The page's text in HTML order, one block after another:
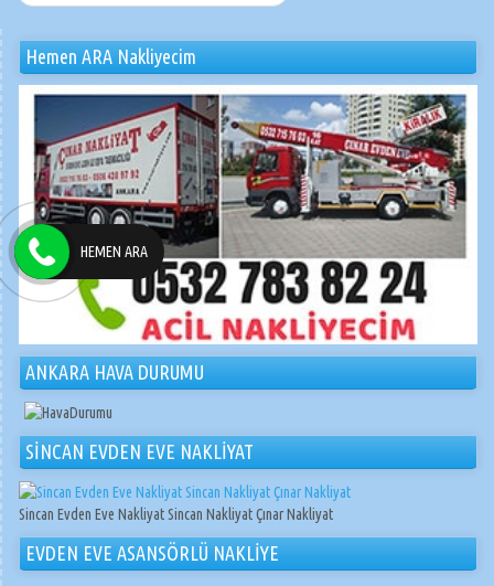
Hemen ARA Nakliyecim
ANKARA HAVA DURUMU
SİNCAN EVDEN EVE NAKLİYAT
Sincan Evden Eve Nakliyat Sincan Nakliyat Çınar Nakliyat
EVDEN EVE ASANSÖRLÜ NAKLİYE
HEMEN ARA